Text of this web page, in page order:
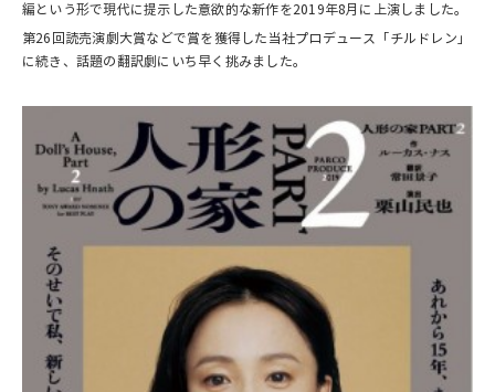
編という形で現代に提示した意欲的な新作を2019年8月に上演しました。
第26回読売演劇大賞などで賞を獲得した当社プロデュース「チルドレン」
に続き、話題の翻訳劇にいち早く挑みました。